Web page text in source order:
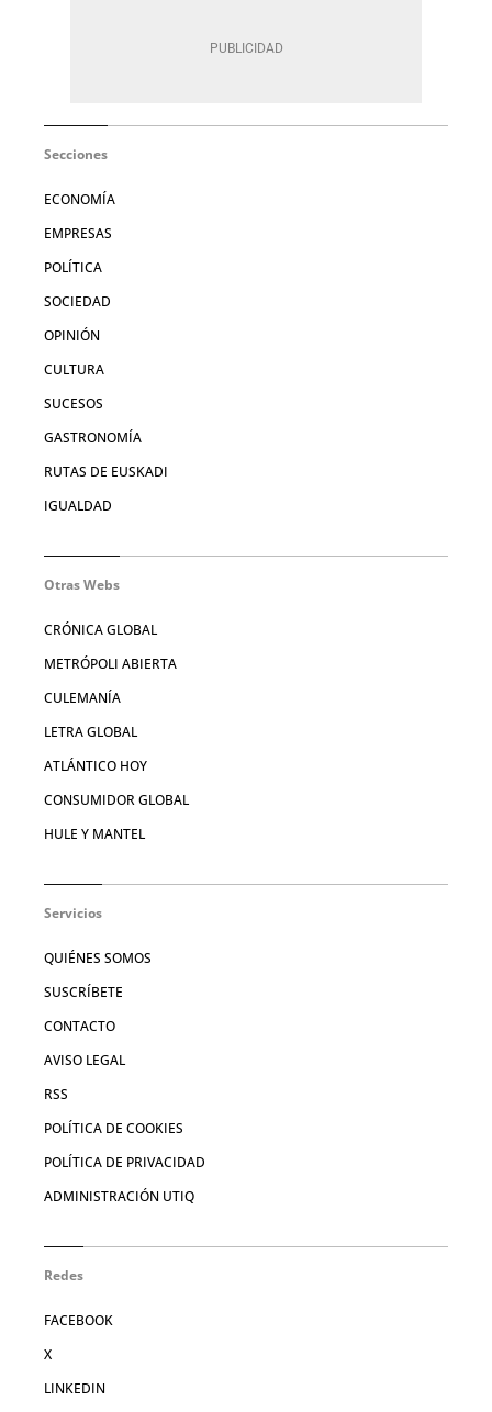
Secciones
ECONOMÍA
EMPRESAS
POLÍTICA
SOCIEDAD
OPINIÓN
CULTURA
SUCESOS
GASTRONOMÍA
RUTAS DE EUSKADI
IGUALDAD
Otras Webs
CRÓNICA GLOBAL
METRÓPOLI ABIERTA
CULEMANÍA
LETRA GLOBAL
ATLÁNTICO HOY
CONSUMIDOR GLOBAL
HULE Y MANTEL
Servicios
QUIÉNES SOMOS
SUSCRÍBETE
CONTACTO
AVISO LEGAL
RSS
POLÍTICA DE COOKIES
POLÍTICA DE PRIVACIDAD
ADMINISTRACIÓN UTIQ
Redes
FACEBOOK
X
LINKEDIN